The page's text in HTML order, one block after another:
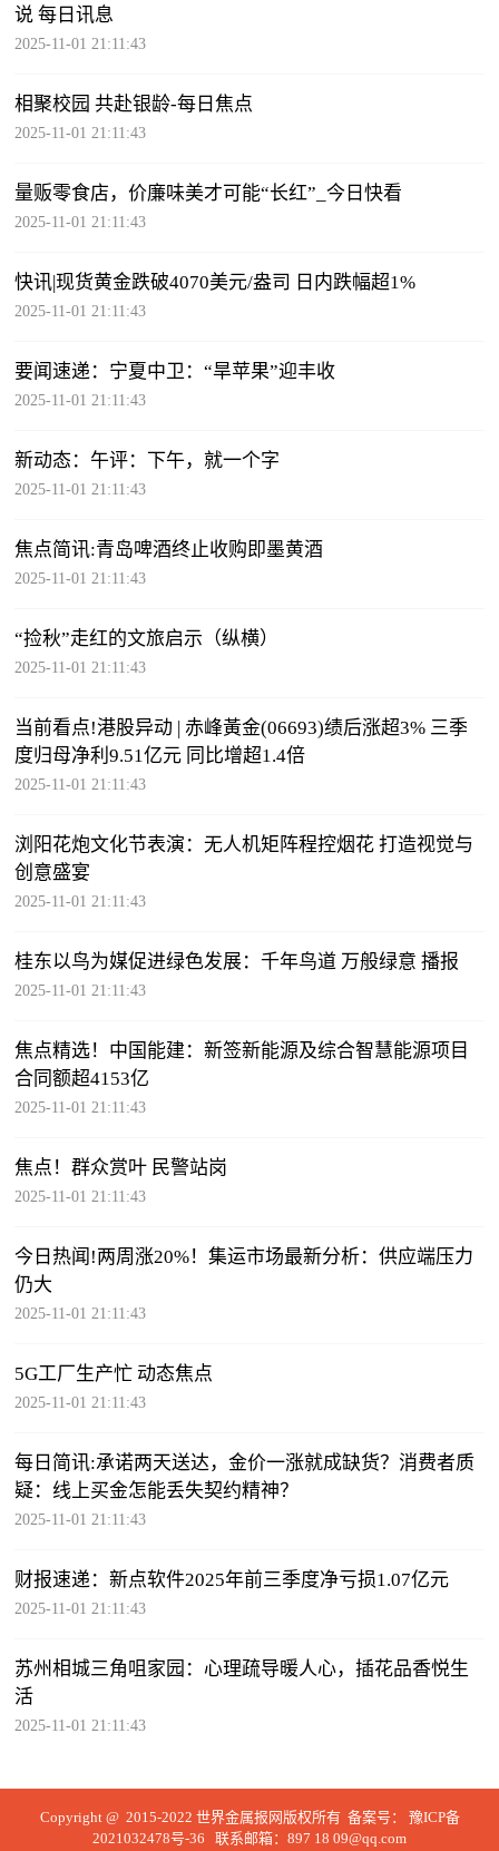
说 每日讯息
2025-11-01 21:11:43
相聚校园 共赴银龄-每日焦点
2025-11-01 21:11:43
量贩零食店，价廉味美才可能“长红”_今日快看
2025-11-01 21:11:43
快讯|现货黄金跌破4070美元/盎司 日内跌幅超1%
2025-11-01 21:11:43
要闻速递：宁夏中卫：“旱苹果”迎丰收
2025-11-01 21:11:43
新动态：午评：下午，就一个字
2025-11-01 21:11:43
焦点简讯:青岛啤酒终止收购即墨黄酒
2025-11-01 21:11:43
“捡秋”走红的文旅启示（纵横）
2025-11-01 21:11:43
当前看点!港股异动 | 赤峰黃金(06693)绩后涨超3% 三季
度归母净利9.51亿元 同比增超1.4倍
2025-11-01 21:11:43
浏阳花炮文化节表演：无人机矩阵程控烟花 打造视觉与
创意盛宴
2025-11-01 21:11:43
桂东以鸟为媒促进绿色发展：千年鸟道 万般绿意 播报
2025-11-01 21:11:43
焦点精选！中国能建：新签新能源及综合智慧能源项目
合同额超4153亿
2025-11-01 21:11:43
焦点！群众赏叶 民警站岗
2025-11-01 21:11:43
今日热闻!两周涨20%！集运市场最新分析：供应端压力
仍大
2025-11-01 21:11:43
5G工厂生产忙 动态焦点
2025-11-01 21:11:43
每日简讯:承诺两天送达，金价一涨就成缺货？消费者质
疑：线上买金怎能丢失契约精神？
2025-11-01 21:11:43
财报速递：新点软件2025年前三季度净亏损1.07亿元
2025-11-01 21:11:43
苏州相城三角咀家园：心理疏导暖人心，插花品香悦生
活
2025-11-01 21:11:43
Copyright @ 2015-2022 世界金属报网版权所有 备案号： 豫ICP备
2021032478号-36 联系邮箱：897 18 09@qq.com